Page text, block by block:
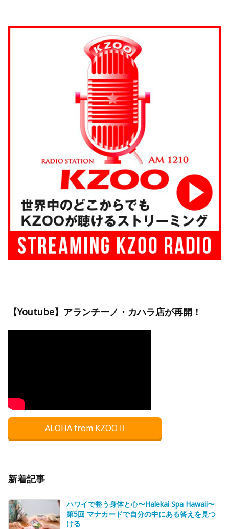
【Youtube】アランチーノ・カハラ店が再開！
ALOHA from KZOO
新着記事
ハワイで整う身体と心〜Halekai Spa Hawaii〜
第5回 マナカードで自分の中にある答えを見つ
ける